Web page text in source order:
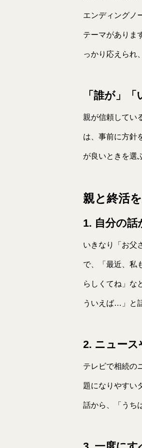
エンディングノ
テーマがありま
っかり応えられ
「誰が」
親が信頼してい
は、事前に方針
が良いときを選
親と終活
1. 自分の話
いきなり「お父
で、「最近、私
らしくてね」な
ういえば…」と
2. ニュース
テレビで相続の
題になりやすい
話から、「うち